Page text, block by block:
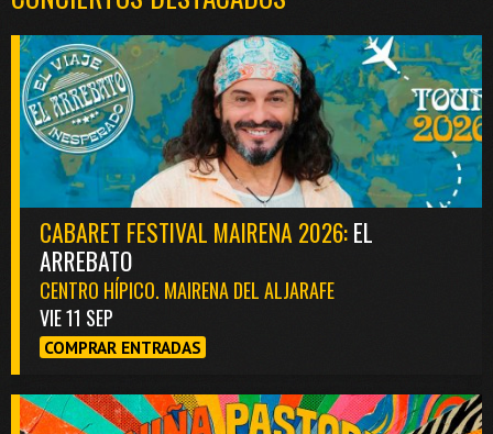
CABARET FESTIVAL MAIRENA 2026:EL
ARREBATO
CENTRO HÍPICO. MAIRENA DEL ALJARAFE
VIE 11 SEP
COMPRAR ENTRADAS